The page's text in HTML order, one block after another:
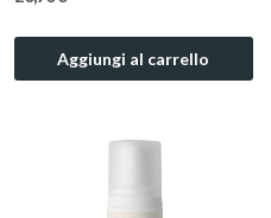
Aggiungi al carrello